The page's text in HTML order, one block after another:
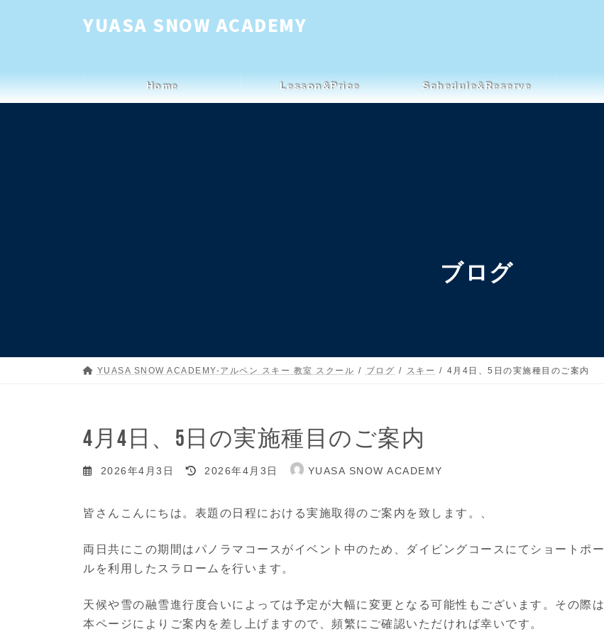
ツ
シ
YUASA SNOW ACADEMY
Home Lesson&Price Schedule&Reserve
ブログ
YUASA SNOW ACADEMY-アルペン スキー 教室 スクール ブログ スキー 4月4日、5日の実施種目のご案内
4月4日、5日の実施種目のご案内
2026年4月3日
最
更
日
時
2026年4月3日 YUASA SNOW ACADEMY
皆さんこんにちは。表題の日程における実施取得のご案内を致します。、
両日共にこの期間はパノラマコースがイベント中のため、ダイビングコースにてショートポー
ルを利用したスラロームを行います。
天候や雪の融雪進行度合いによっては予定が大幅に変更となる可能性もございます。その際は
本ページによりご案内を差し上げますので、頻繁にご確認いただければ幸いです。